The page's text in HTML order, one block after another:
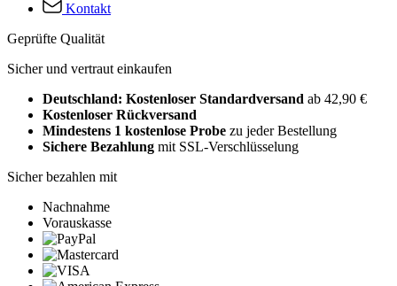
Kontakt
Geprüfte Qualität
Sicher und vertraut einkaufen
Deutschland: Kostenloser Standardversand ab 42,90 €
Kostenloser Rückversand
Mindestens 1 kostenlose Probe zu jeder Bestellung
Sichere Bezahlung mit SSL-Verschlüsselung
Sicher bezahlen mit
Nachnahme
Vorauskasse